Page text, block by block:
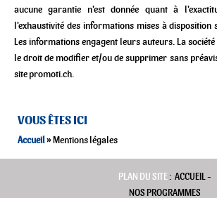
aucune garantie n'est donnée quant à
l'exhaustivité des informations mises à
Les informations engagent leurs auteurs. La
le droit de modifier et/ou de supprimer sans
site promoti.ch.
VOUS ÊTES ICI
VOUS ÊTES ICI
Accueil» Mentions légales
PLAN DU SITE: ACCUEIL-
NOS PROGRAMMES